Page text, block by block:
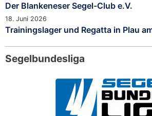
Der Blankeneser Segel-Club e.V.
18. Juni 2026
Trainingslager und Regatta in Plau
Segelbundesliga